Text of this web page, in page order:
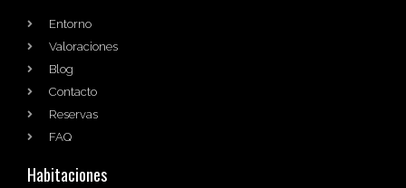
Entorno
Valoraciones
Blog
Contacto
Reservas
FAQ
Habitaciones